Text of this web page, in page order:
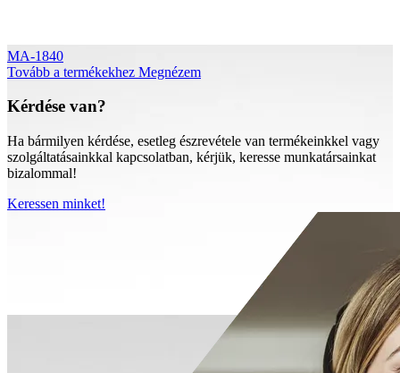
MA-1840
Tovább a termékekhez Megnézem
Kérdése van?
Ha bármilyen kérdése, esetleg észrevétele van termékeinkkel vagy
szolgáltatásainkkal kapcsolatban, kérjük, keresse munkatársainkat
bizalommal!
Keressen minket!